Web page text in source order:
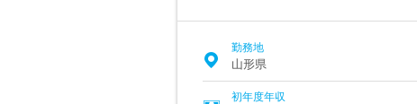
勤務地
山形県
初年度年収